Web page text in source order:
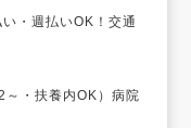
・週払いOK！交通
～・扶養内OK）病院